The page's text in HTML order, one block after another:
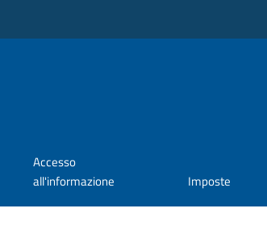
Accesso
all'informazione
Imposte